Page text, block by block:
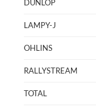
DUNLOP
LAMPY-J
OHLINS
RALLYSTREAM
TOTAL